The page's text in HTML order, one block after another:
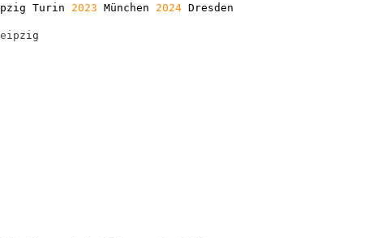
Turin 2023 München 2024 Dresden
ei pzi g